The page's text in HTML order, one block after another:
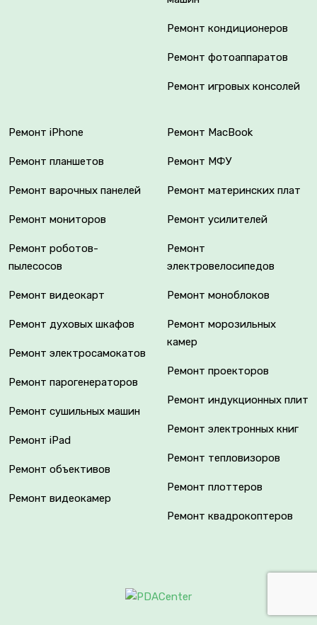
Ремонт кондиционеров
Ремонт фотоаппаратов
Ремонт игровых консолей
Ремонт iPhone
Ремонт планшетов
Ремонт варочных панелей
Ремонт мониторов
Ремонт роботов-
пылесосов
Ремонт видеокарт
Ремонт духовых шкафов
Ремонт электросамокатов
Ремонт парогенераторов
Ремонт сушильных машин
Ремонт iPad
Ремонт объективов
Ремонт видеокамер
Ремонт MacBook
Ремонт МФУ
Ремонт материнских плат
Ремонт усилителей
Ремонт
электровелосипедов
Ремонт моноблоков
Ремонт морозильных
камер
Ремонт проекторов
Ремонт индукционных плит
Ремонт электронных книг
Ремонт тепловизоров
Ремонт плоттеров
Ремонт квадрокоптеров